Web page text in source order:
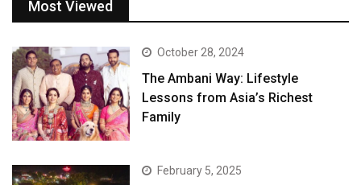
Most Viewed
October 28, 2024
The Ambani Way: Lifestyle
Lessons from Asia’s Richest
Family
February 5, 2025